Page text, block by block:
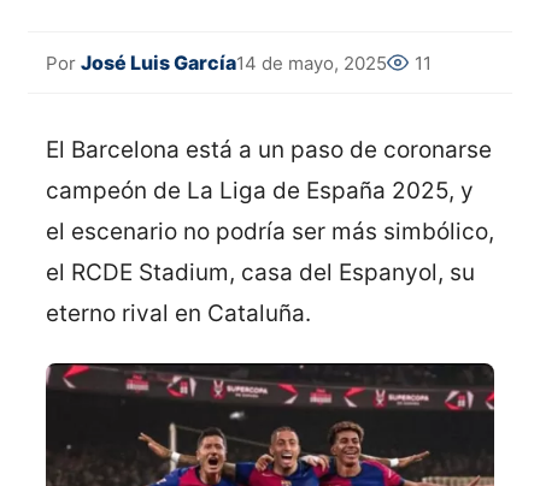
Por José Luis García14 de mayo, 2025 11
El Barcelona está a un paso de coronarse
campeón de La Liga de España 2025, y
el escenario no podría ser más simbólico,
el RCDE Stadium, casa del Espanyol, su
eterno rival en Cataluña.